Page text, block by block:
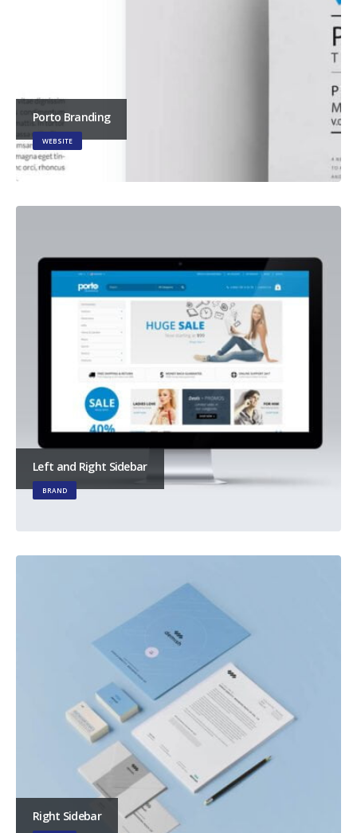
Porto Branding
WEBSITE
Left and Right Sidebar
BRAND
Right Sidebar